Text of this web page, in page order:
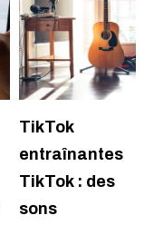
TikTok
entraînantes
TikTok : des
sons